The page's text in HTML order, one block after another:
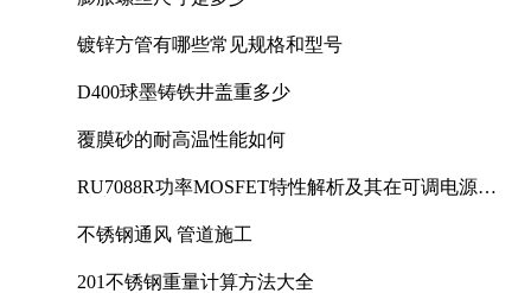
镀锌方管有哪些常见规格和型号
D400球墨铸铁井盖重多少
覆膜砂的耐高温性能如何
RU7088R功率MOSFET特性解析及其在可调电源设
不锈钢通风 管道施工
201不锈钢重量计算方法大全